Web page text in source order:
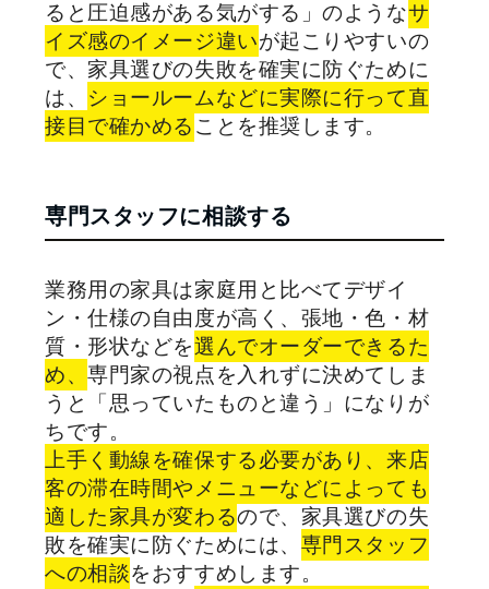
ると圧迫感がある気がする」のようなサ
イズ感のイメージ違いが起こりやすいの
で、家具選びの失敗を確実に防ぐために
は、 ショールームなどに実際に行って直
接目で確かめる ことを推奨します。
専門スタッフに相談する
業務用の家具は家庭用と比べてデザイ
ン・仕様の自由度が高く、張地・色・材
質・形状などを選んでオーダーできるた
め、専門家の視点を入れずに決めてしま
うと「思っていたものと違う」になりが
ちです。
上手く動線を確保する必要があり、来店
客の滞在時間やメニューなどによっても
適した家具が変わるので、家具選びの失
敗を確実に防ぐためには、 専門スタッフ
への相談をおすすめします。